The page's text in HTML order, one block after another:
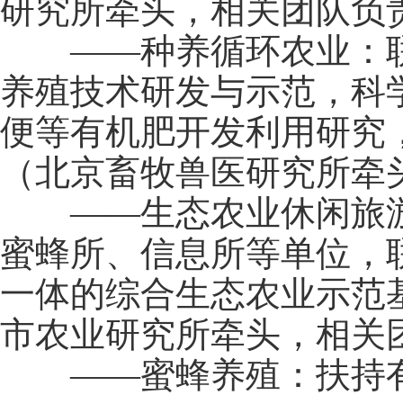
研究所牵头，相关团队负
——种养循环农业：联
养殖技术研发与示范，
便等有机肥开发利用研究
（北京畜牧兽医研究所
——生态农业休闲旅游
蜜蜂所、信息所等单位，
一体的综合生态农业示范
市农业研究所牵头，相关
——蜜蜂养殖：扶持有